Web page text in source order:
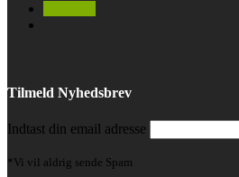
Tilmeld Nyhedsbrev
Indtast din email adresse
*Vi vil aldrig sende Spam